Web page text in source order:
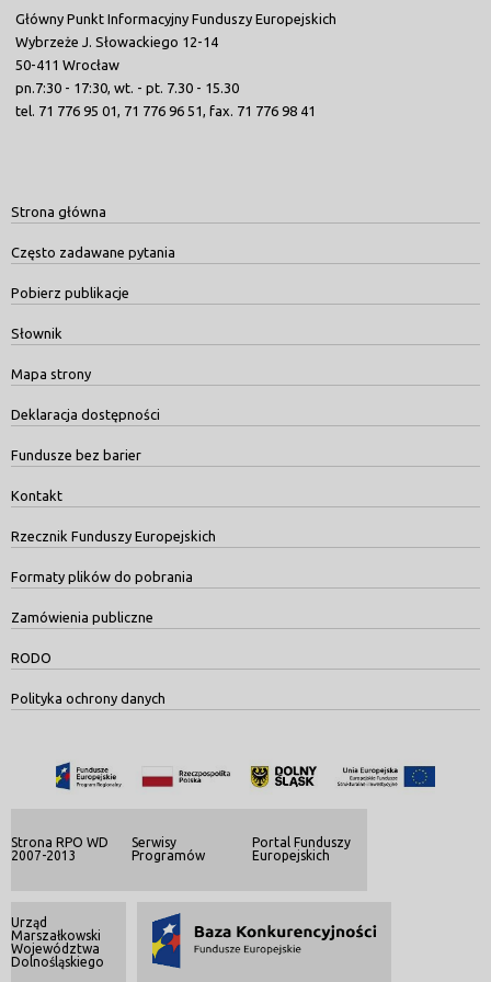
Główny Punkt Informacyjny Funduszy Europejskich
Wybrzeże J. Słowackiego 12-14
50-411 Wrocław
pn.7:30 - 17:30, wt. - pt. 7.30 - 15.30
tel. 71 776 95 01, 71 776 96 51, fax. 71 776 98 41
Strona główna
Często zadawane pytania
Pobierz publikacje
Słownik
Mapa strony
Deklaracja dostępności
Fundusze bez barier
Kontakt
Rzecznik Funduszy Europejskich
Formaty plików do pobrania
Zamówienia publiczne
RODO
Polityka ochrony danych
Strona RPO WD
2007-2013
Serwisy
Programów
Portal Funduszy
Europejskich
Urząd
Marszałkowski
Województwa
Dolnośląskiego